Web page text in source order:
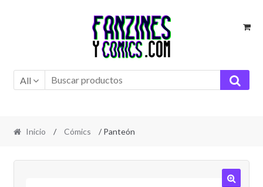
All
Inicio / Cómics / Panteón